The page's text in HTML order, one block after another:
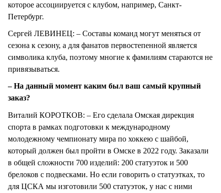
которое ассоциируется с клубом, например, Санкт-
Петербург.
Сергей ЛЕВИНЕЦ: – Составы команд могут меняться от
сезона к сезону, а для фанатов первостепенной является
символика клуба, поэтому многие к фамилиям стараются не
привязываться.
– На данный момент каким был ваш самый крупный
заказ?
Виталий КОРОТКОВ: – Его сделала Омская дирекция
спорта в рамках подготовки к международному
молодежному чемпионату мира по хоккею с шайбой,
который должен был пройти в Омске в 2022 году. Заказали
в общей сложности 700 изделий: 200 статуэток и 500
брелоков с подвесками. Но если говорить о статуэтках, то
для ЦСКА мы изготовили 500 статуэток, у нас с ними